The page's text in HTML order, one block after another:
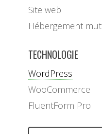
Site web
Hébergement
TECHNOLOGIE
WordPress
WooCommerce
FluentForm Pro